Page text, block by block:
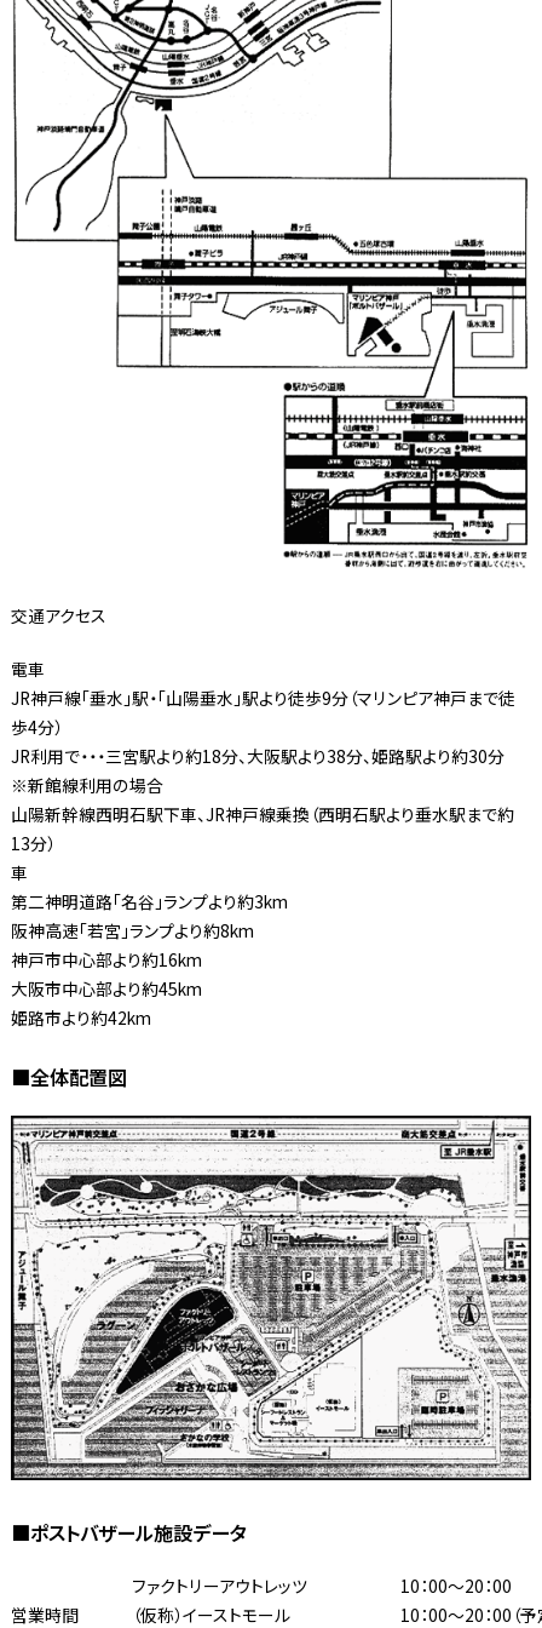
交通アクセス
電車
JR神戸線「垂水」駅・「山陽垂水」駅より徒歩9分（マリンピア神戸まで徒
歩4分）
JR利用で・・・三宮駅より約18分、大阪駅より38分、姫路駅より約30分
※新館線利用の場合
山陽新幹線西明石駅下車、JR神戸線乗換（西明石駅より垂水駅まで約
13分）
車
第二神明道路「名谷」ランプより約3km
阪神高速「若宮」ランプより約8km
神戸市中心部より約16km
大阪市中心部より約45km
姫路市より約42km
■全体配置図
■ポストバザール施設データ
営業時間
ファクトリーアウトレッツ
10：00〜20：00
（仮称）イーストモール
10：00〜20：00（予